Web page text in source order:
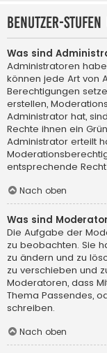
Benutzer-Stufen
Was sind
Administratoren
können jede Art von
Berechtigungen
erstellen,
Administrator hat,
Rechte ihnen ein
Administrator erteilt
entsprechende
Nach oben
Was sind
Die Aufgabe der
zu beobachten. Sie
zu ändern und zu
zu verschieben und
Moderatoren, dass
Thema Passendes,
schreiben.
Nach oben